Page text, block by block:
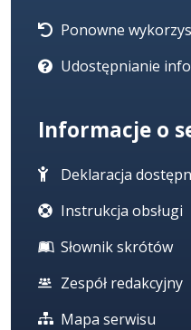
Ponowne
Udostępnianie
Informacje o
Deklaracja
Instrukcja obsługi
Słownik skrótów
Zespół redakcyjny
Mapa serwisu